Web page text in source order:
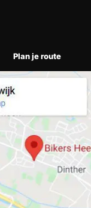
Plan je route